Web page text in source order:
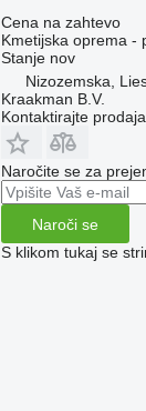
Cena na zahtevo
Kmetijska oprema -
Stanjenov
Nizozemska,
Kraakman B.V.
Kontaktirajte
Naročite se za
Naroči se
S klikom tukaj se